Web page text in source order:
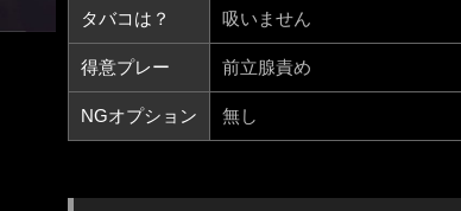
タバコは？ 吸いません
得意プレー 前立腺責め
NGオプション 無し